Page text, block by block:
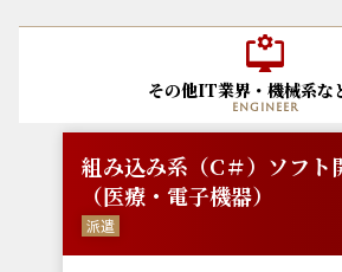
その他IT業界・機械系な
engineer
組み込み系（C＃）ソフト
（医療・電子機器）
派遣